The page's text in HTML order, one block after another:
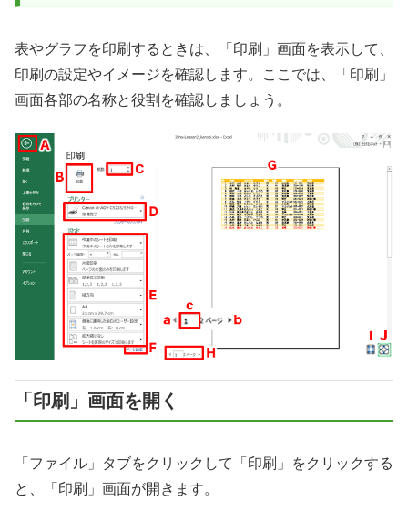
表やグラフを印刷するときは、「印刷」画面を表示して、
印刷の設定やイメージを確認します。ここでは、「印刷」
画面各部の名称と役割を確認しましょう。
「印刷」画面を開く
「ファイル」タブをクリックして「印刷」をクリックする
と、「印刷」画面が開きます。